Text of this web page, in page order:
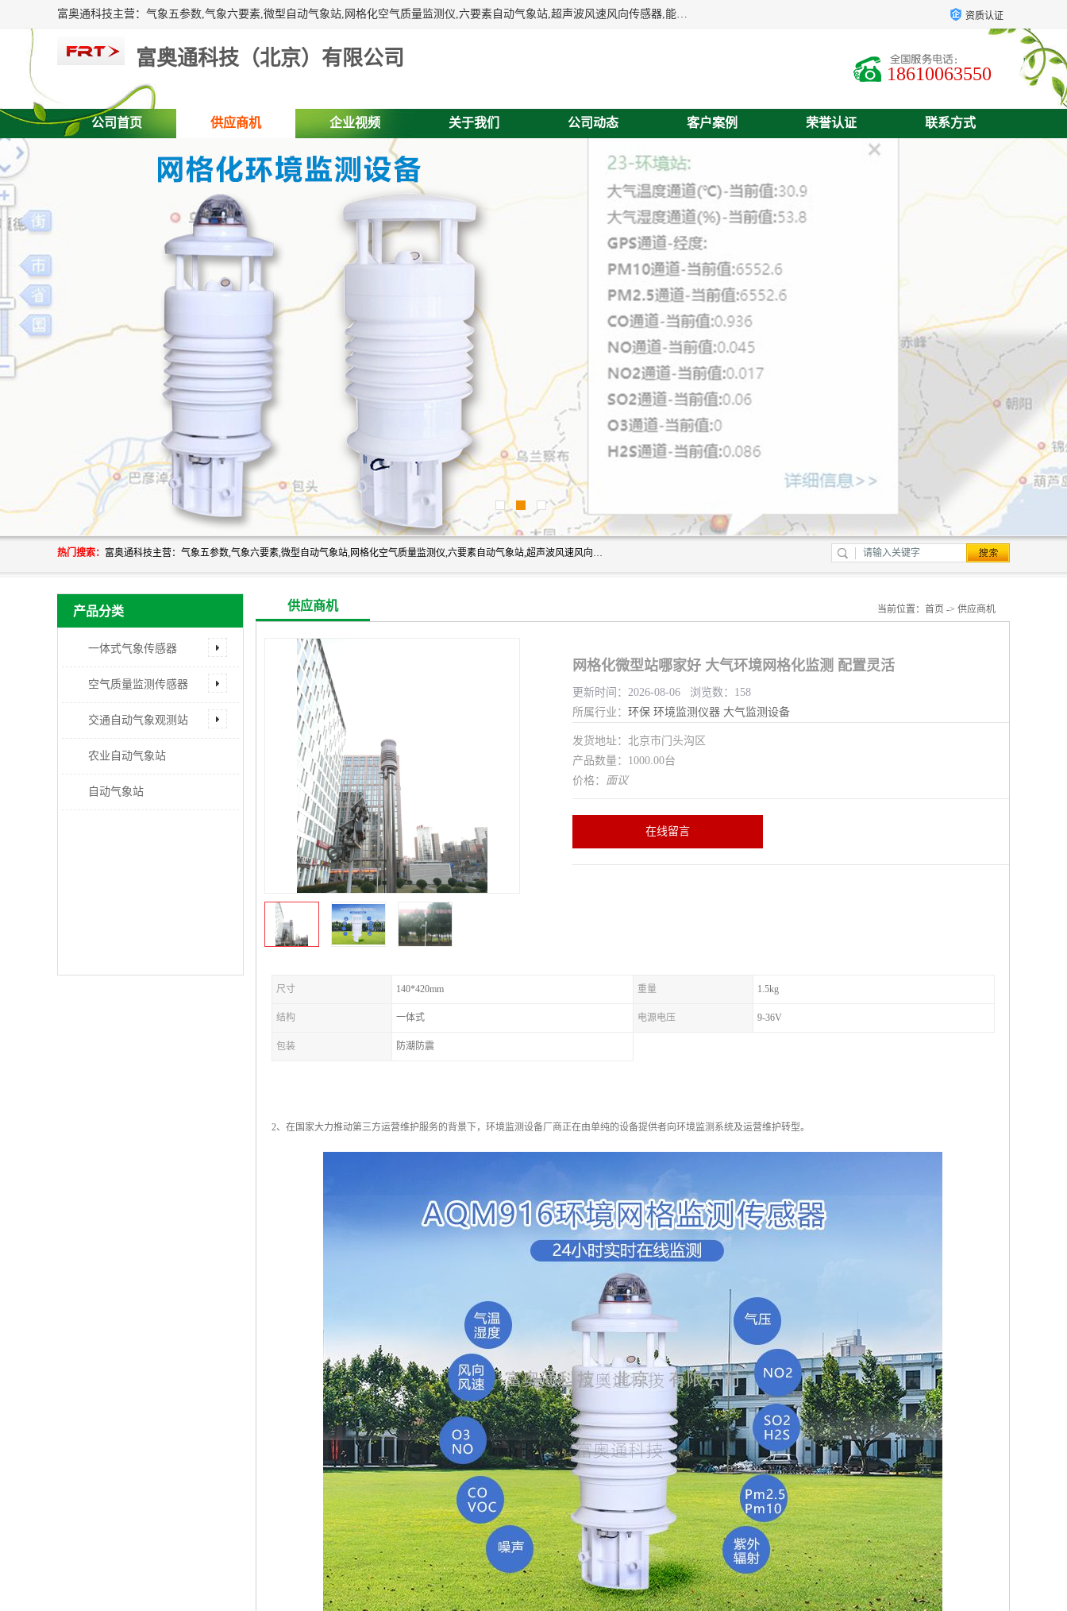
富奥通科技主营：气象五参数,气象六要素,微型自动气象站,网格化空气质量监测仪,六要素自动气象站,超声波风速风向传感器,能见度仪,大气微型站,交通自动气象站,高速路面结冰监测,路面状况传感器等。 资质认证
富奥通科技（北京）有限公司
18610063550
公司首页 供应商机 企业视频 关于我们 公司动态 客户案例 荣誉认证 联系方式
热门搜索： 富奥通科技主营：气象五参数,气象六要素,微型自动气象站,网格化空气质量监测仪,六要素自动气象站,超声波风速风向传感器,能见度仪,大气微型站,交通自动气象站,高速路面结冰监测,路面状况传感器等。
产品分类
一体式气象传感器
空气质量监测传感器
交通自动气象观测站
农业自动气象站
自动气象站
供应商机 当前位置： 首页 -> 供应商机
网格化微型站哪家好 大气环境网格化监测 配置灵活
更新时间：2026-08-06 浏览数：158
所属行业： 环保 环境监测仪器 大气监测设备
发货地址：北京市门头沟区
产品数量：1000.00台
价格： 面议
在线留言
尺寸 140*420mm 重量 1.5kg
结构 一体式 电源电压 9-36V
包装 防潮防震
2、在国家大力推动第三方运营维护服务的背景下，环境监测设备厂商正在由单纯的设备提供者向环境监测系统及运营维护转型。